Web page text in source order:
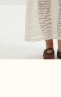
TELEGRAM
*Принадлежит запрещённой
Политика